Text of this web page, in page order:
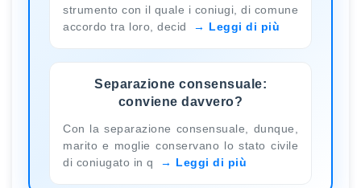
strumento con il quale i coniugi, di comune
accordo tra loro, decid
Leggi di più
Separazione consensuale:
conviene davvero?
Con la separazione consensuale, dunque,
marito e moglie conservano lo stato civile
di coniugato in q
Leggi di più